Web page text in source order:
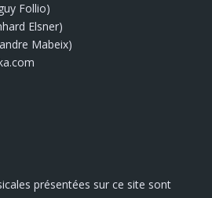
Follio)
Elsner)
Mabeix)
présentées sur ce site sont